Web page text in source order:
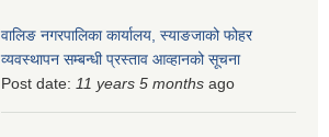
वालिङ नगरपालिका कार्यालय, स्याङजाको फोहर
व्यवस्थापन सम्बन्धी प्रस्ताव आव्हानको सूचना
Post date: 11 years 5 months ago